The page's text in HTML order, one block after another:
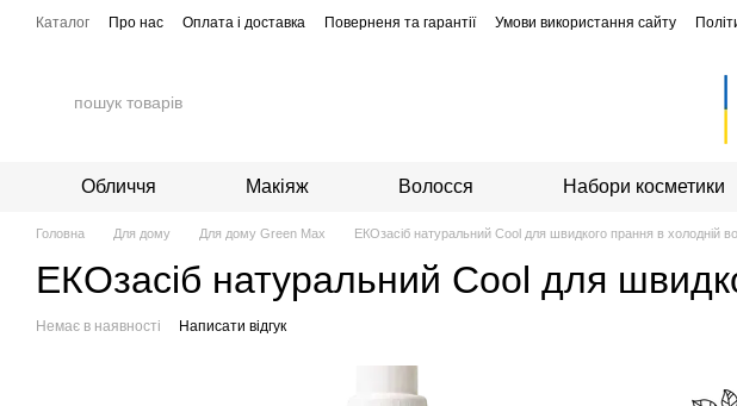
Перейти до основного контенту
Каталог Про нас Оплата і доставка Поверненя та гарантії Умови використання сайту
Обличчя Макіяж Волосся Набори косметики
Головна Для дому Для дому Green Max EКОзасіб натуральний Cool для швидкого прання в холодній
EКОзасіб натуральний Cool для
Немає в наявності Написати відгук